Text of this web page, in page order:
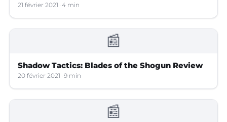
21 février 2021 4 min
📰
Shadow Tactics: Blades of the Shogun Review
20 février 2021 9 min
📰